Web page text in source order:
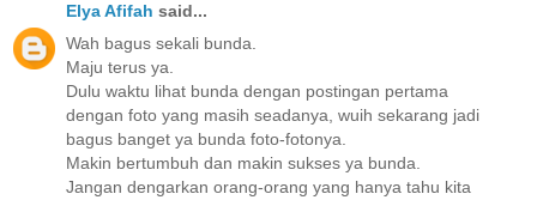
Elya Afifah said...
Wah bagus sekali bunda.
Maju terus ya.
Dulu waktu lihat bunda dengan postingan pertama
dengan foto yang masih seadanya, wuih sekarang jadi
bagus banget ya bunda foto-fotonya.
Makin bertumbuh dan makin sukses ya bunda.
Jangan dengarkan orang-orang yang hanya tahu kita